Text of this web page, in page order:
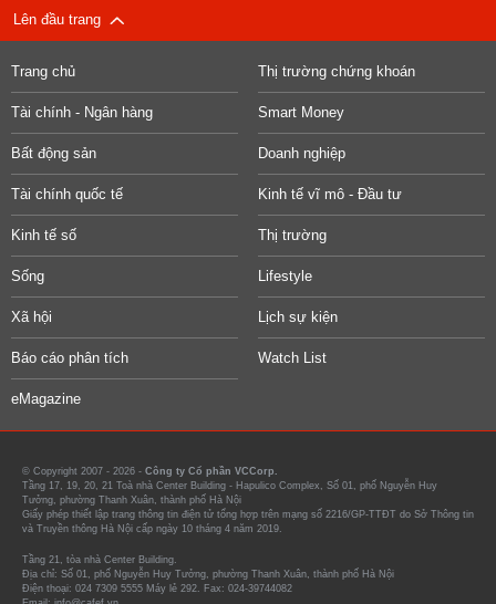
Lên đầu trang
Trang chủ Thị trường chứng khoán
Tài chính - Ngân hàng Smart Money
Bất động sản Doanh nghiệp
Tài chính quốc tế Kinh tế vĩ mô - Đầu tư
Kinh tế số Thị trường
Sống Lifestyle
Xã hội Lịch sự kiện
Báo cáo phân tích Watch List
eMagazine
© Copyright 2007 - 2026 - Công ty Cổ phần VCCorp.
Tầng 17, 19, 20, 21 Toà nhà Center Building - Hapulico Complex, Số 01, phố Nguyễn Huy
Tưởng, phường Thanh Xuân, thành phố Hà Nội
Giấy phép thiết lập trang thông tin điện tử tổng hợp trên mạng số 2216/GP-TTĐT do Sở Thông tin
và Truyền thông Hà Nội cấp ngày 10 tháng 4 năm 2019.
Tầng 21, tòa nhà Center Building.
Địa chỉ: Số 01, phố Nguyễn Huy Tưởng, phường Thanh Xuân, thành phố Hà Nội
Điện thoại: 024 7309 5555 Máy lẻ 292. Fax: 024-39744082